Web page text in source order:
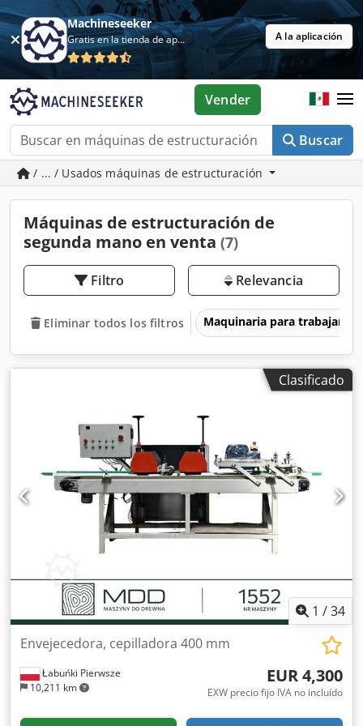
Machineseeker
Gratis en la tienda de aplicaciones A la aplicación
Buscar
Vender
/ ... / Usados máquinas de estructuración
Máquinas de estructuración de
segunda mano en venta (7)
Filtro Relevancia
Eliminar todos los filtros Maquinaria para trabajar la
Clasificado
1 /34
Łabuńki Pierwsze
10,211 km
Envejecedora, cepilladora 400 mm
EUR 4,300
EXW precio fijo IVA no incluído